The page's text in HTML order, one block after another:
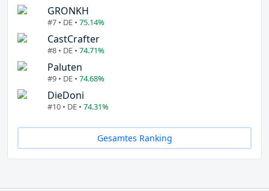
GRONKH
#7 • DE • 75.14%
CastCrafter
#8 • DE • 74.71%
Paluten
#9 • DE • 74.68%
DieDoni
#10 • DE • 74.31%
Gesamtes Ranking